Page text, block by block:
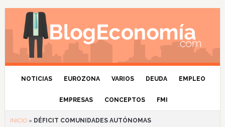
NOTICIAS EUROZONA VARIOS DEUDA EMPLEO
EMPRESAS CONCEPTOS FMI
INICIO» DÉFICIT COMUNIDADES AUTÓNOMAS